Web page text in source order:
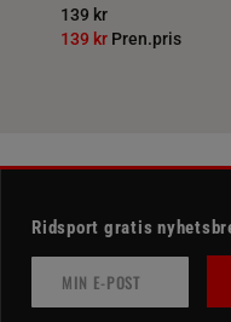
139 kr
139 kr Pren.pris
Ridsport gratis